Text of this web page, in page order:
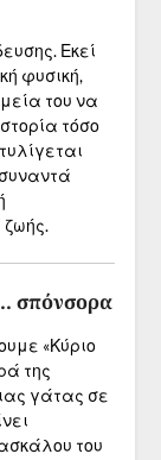
Εκεί
φυσική,
του να
τόσο
σπόνσορα
«Κύριο
της
γάτας σε
του